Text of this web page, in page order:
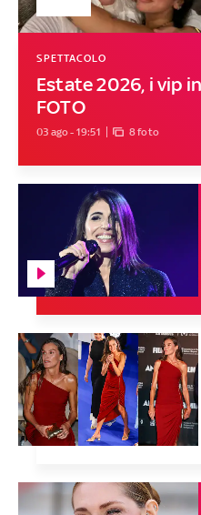
Estate 2026, i vip
FOTO
SPETTACOLO
03 ago - 19:51 8 foto